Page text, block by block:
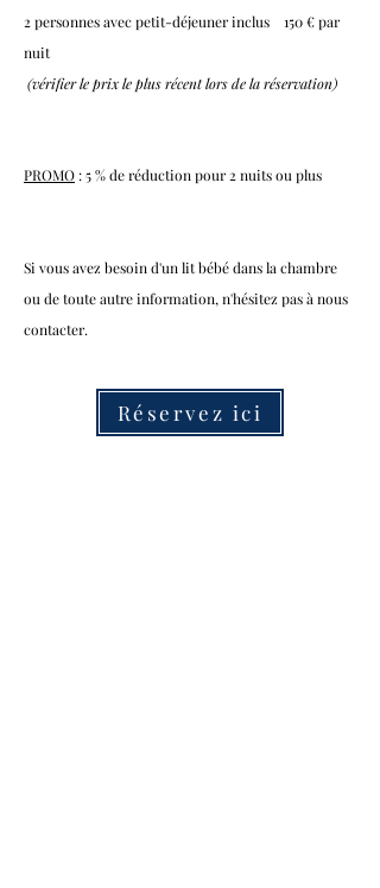
2 personnes avec petit-déjeuner inclus 150 € par
nuit
(vérifier le prix le plus récent lors de la réservation)
PROMO : 5 % de réduction pour 2 nuits ou plus
Si vous avez besoin d'un lit bébé dans la chambre
ou de toute autre information, n'hésitez pas à nous
contacter.
Réservez ici